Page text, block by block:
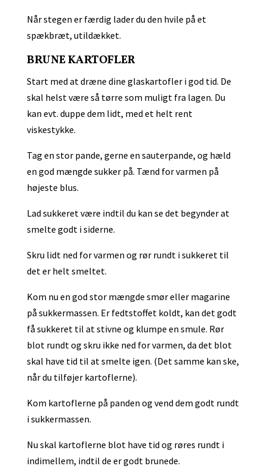
Når stegen er færdig lader du den hvile på et
spækbræt, utildækket.
BRUNE KARTOFLER
Start med at dræne dine glaskartofler i god tid. De
skal helst være så tørre som muligt fra lagen. Du
kan evt. duppe dem lidt, med et helt rent
viskestykke.
Tag en stor pande, gerne en sauterpande, og hæld
en god mængde sukker på. Tænd for varmen på
højeste blus.
Lad sukkeret være indtil du kan se det begynder at
smelte godt i siderne.
Skru lidt ned for varmen og rør rundt i sukkeret til
det er helt smeltet.
Kom nu en god stor mængde smør eller magarine
på sukkermassen. Er fedtstoffet koldt, kan det godt
få sukkeret til at stivne og klumpe en smule. Rør
blot rundt og skru ikke ned for varmen, da det blot
skal have tid til at smelte igen. (Det samme kan ske,
når du tilføjer kartoflerne).
Kom kartoflerne på panden og vend dem godt rundt
i sukkermassen.
Nu skal kartoflerne blot have tid og røres rundt i
indimellem, indtil de er godt brunede.